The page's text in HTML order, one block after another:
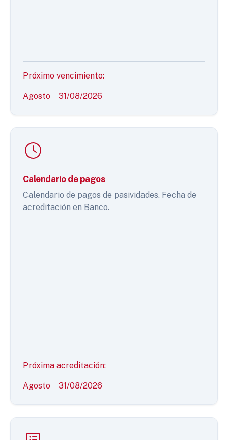
Próximo vencimiento:
Agosto 31/08/2026
Calendario de pagos
Calendario de pagos de pasividades. Fecha de
acreditación en Banco.
Próxima acreditación:
Agosto 31/08/2026